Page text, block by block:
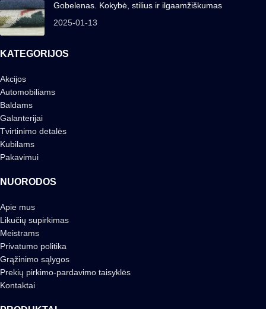
Gobelenas. Kokybė, stilius ir ilgaamžiškumas
2025-01-13
KATEGORIJOS
Akcijos
Automobiliams
Baldams
Galanterijai
Tvirtinimo detalės
Kubilams
Pakavimui
NUORODOS
Apie mus
Likučių supirkimas
Meistrams
Privatumo politika
Grąžinimo sąlygos
Prekių pirkimo-pardavimo taisyklės
Kontaktai